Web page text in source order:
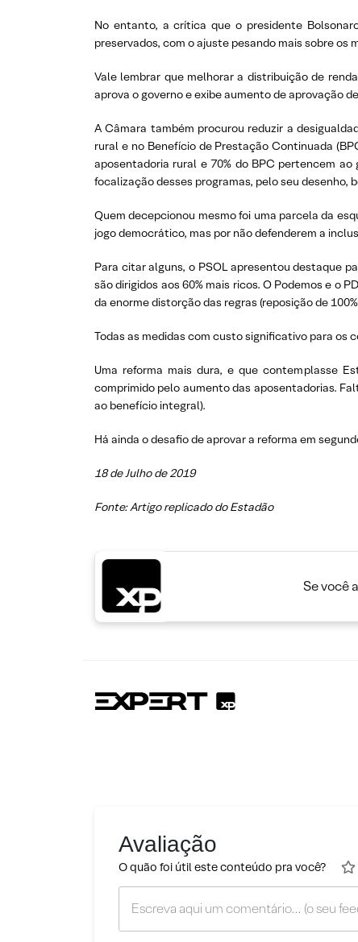
No entanto, a crítica que o presidente
preservados, com o ajuste pesando mais sobre os
Vale lembrar que melhorar a distribuição de
aprova o governo e exibe aumento de aprovação
A Câmara também procurou reduzir a
rural e no Benefício de Prestação Continuada
aposentadoria rural e 70% do BPC pertencem
focalização desses programas, pelo seu desenho,
Quem decepcionou mesmo foi uma parcela da
jogo democrático, mas por não defenderem a
Para citar alguns, o PSOL apresentou destaque
são dirigidos aos 60% mais ricos. O Podemos e o
da enorme distorção das regras (reposição de
Todas as medidas com custo significativo para os
Uma reforma mais dura, e que contemplasse
comprimido pelo aumento das aposentadorias.
ao benefício integral).
Há ainda o desafio de aprovar a reforma em
18 de Julho de 2019
Fonte: Artigo replicado do Estadão
Se você
Avaliação
O quão foi útil este conteúdo pra você?